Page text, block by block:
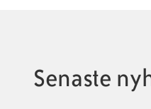
Senaste